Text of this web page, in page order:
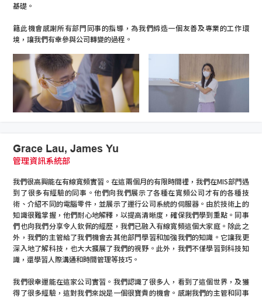
基礎。
籍此機會感謝所有部門同事的指導，為我們締造一個友善及專業的工作環
境，讓我們有幸參與公司轉變的過程。
Grace Lau, James Yu
管理資訊系統部
我們很高興能在有線寬頻實習。在這兩個月的有限時間裡，我們在MIS部門遇
到了很多有經驗的同事。他們向我們展示了各種在寬頻公司才有的各種技
術、介紹不同的電腦零件，並展示了運行公司系統的伺服器。由於技術上的
知識很難掌握，他們耐心地解釋，以提高清晰度，確保我們學到重點。同事
們也向我們分享令人欽佩的經歷，我們已融入有線寬頻這個大家庭。除此之
外，我們的主管給了我們機會去其他部門學習和加強我們的知識。它讓我更
深入地了解科技，也大大擴展了我們的視野。此外，我們不僅學習到科技知
識，還學習人際溝通和時間管理等技巧。
我們很幸運能在這家公司實習。我們認識了很多人，看到了這個世界，及獲
得了很多經驗，這對我們來說是一個很寶貴的機會。感謝我們的主管和同事